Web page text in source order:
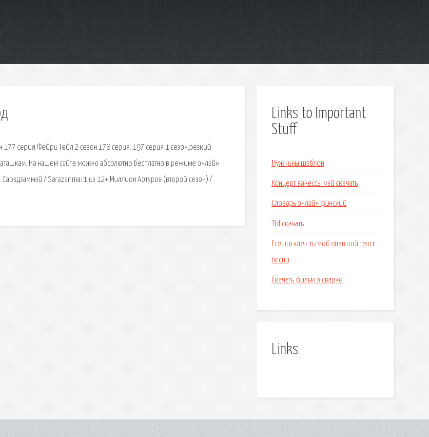
серия Фейри Тейл 2 сезон 178 серия. 197 серия 1 сезон,резкий
На нашем сайте можно абсолютно бесплатно в режиме онлайн
/ Sarazanmai 1 из 12+ Миллион Артуров (второй сезон) /
Links to Important
Stuff
Мужчины шаблон
Концерт ванессы мэй скачать
Словарь онлайн финский
Tld скачать
Есенин клен ты мой опавший текст
песни
Скачать фильм о сварке
Links